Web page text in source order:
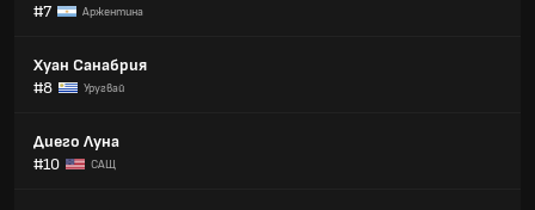
#7
Аржентина
Хуан Санабрия
#8
Уругвай
Диего Луна
#10
САЩ